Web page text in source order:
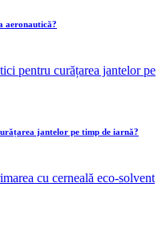
aeronautică?
jantelor pe timp de iarnă?